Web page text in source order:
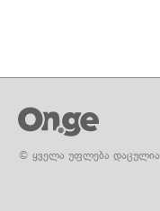
© ყველა უფლება დაცულია